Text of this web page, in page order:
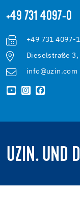
+49 731 4097-0
+49 731 4097-
Dieselstraße 3,
info@uzin.com
UZIN. UND